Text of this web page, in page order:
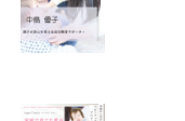
りますように